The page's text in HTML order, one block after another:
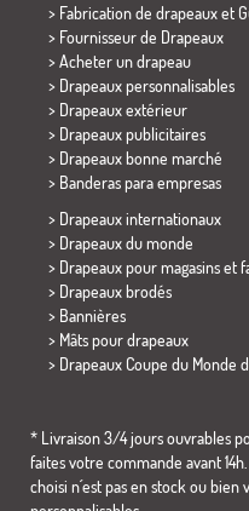
> Fabrication de drapeaux et
> Fournisseur de Drapeaux
> Acheter un drapeau
> Drapeaux personnalisables
> Drapeaux extérieur
> Drapeaux publicitaires
> Drapeaux bonne marché
> Banderas para empresas
> Drapeaux internationaux
> Drapeaux du monde
> Drapeaux pour magasins et
> Drapeaux brodés
> Bannières
> Mâts pour drapeaux
> Drapeaux Coupe du Monde
* Livraison 3/4 jours ouvrables
faites votre commande avant
choisi n´est pas en stock ou